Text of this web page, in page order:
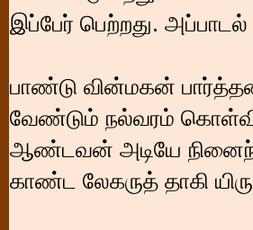
இப்பேர் பெற்றது.
பாண்டு வின்மகன்
வேண்டும் நல்வரம்
ஆண்டவன் அடியே
காண்ட லேகருத் தாகி